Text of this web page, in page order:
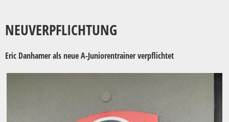
NEUVERPFLICHTUNG
Eric Danhamer als neue A-Juniorentrainer verpflichtet